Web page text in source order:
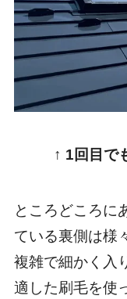
↑ 1回目で
ところどころに
ている裏側は様
複雑で細かく入
適した刷毛を使